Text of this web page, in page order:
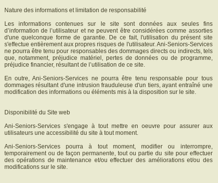
Nature des informations et limitation de responsabilité
Les informations contenues sur le site sont données aux seules fins
d’information de l’utilisateur et ne peuvent être considérées comme assorties
d'une quelconque forme de garantie. De ce fait, l'utilisation du présent site
s'effectue entièrement aux propres risques de l'utilisateur. Ani-Seniors-Services
ne pourra être tenu pour responsables des dommages directs ou indirects, tels
que, notamment, préjudice matériel, pertes de données ou de programme,
préjudice financier, résultant de l’utilisation de ce site.
En outre, Ani-Seniors-Services ne pourra être tenu responsable pour tous
dommages résultant d'une intrusion frauduleuse d'un tiers, ayant entraîné une
modification des informations ou éléments mis à la disposition sur le site.
Disponibilité du Site web
Ani-Seniors-Services s'engage à tout mettre en oeuvre pour assurer aux
utilisateurs une accessibilité du site à tout moment.
Ani-Seniors-Services pourra à tout moment, modifier ou interrompre,
temporairement ou de façon permanente, tout ou partie du site pour effectuer
des opérations de maintenance et/ou effectuer des améliorations et/ou des
modifications sur le site.